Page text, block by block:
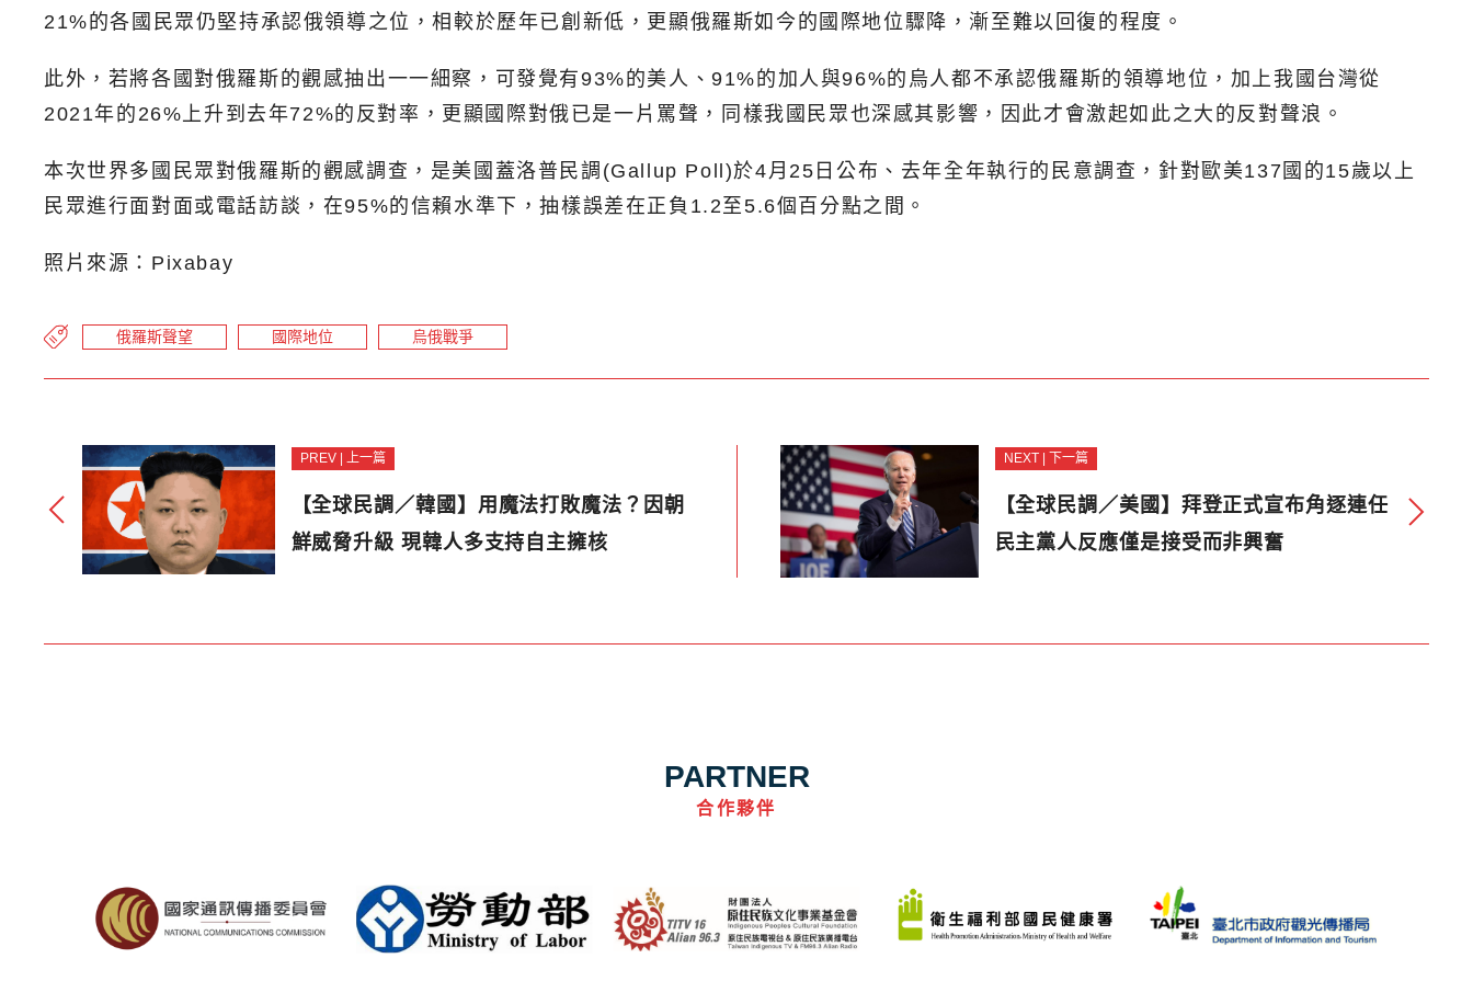
21%的各國民眾仍堅持承認俄領導之位，相較於歷年已創新低，更顯俄羅斯如今的國際地位驟降，漸至難以回復的程度。
此外，若將各國對俄羅斯的觀感抽出一一細察，可發覺有93%的美人、91%的加人與96%的烏人都不承認俄羅斯的領導地位，加上我國台灣從
2021年的26%上升到去年72%的反對率，更顯國際對俄已是一片罵聲，同樣我國民眾也深感其影響，因此才會激起如此之大的反對聲浪。
本次世界多國民眾對俄羅斯的觀感調查，是美國蓋洛普民調(Gallup Poll)於4月25日公布、去年全年執行的民意調查，針對歐美137國的15歲以上
民眾進行面對面或電話訪談，在95%的信賴水準下，抽樣誤差在正負1.2至5.6個百分點之間。
照片來源：Pixabay
俄羅斯聲望 國際地位 烏俄戰爭
PREV | 上一篇
【全球民調／韓國】用魔法打敗魔法？因朝
鮮威脅升級 現韓人多支持自主擁核
NEXT | 下一篇
【全球民調／美國】拜登正式宣布角逐連任
民主黨人反應僅是接受而非興奮
PARTNER
合作夥伴